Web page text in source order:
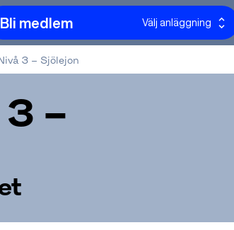
Bli medlem Välj anläggning
3 – Sjölejon
–